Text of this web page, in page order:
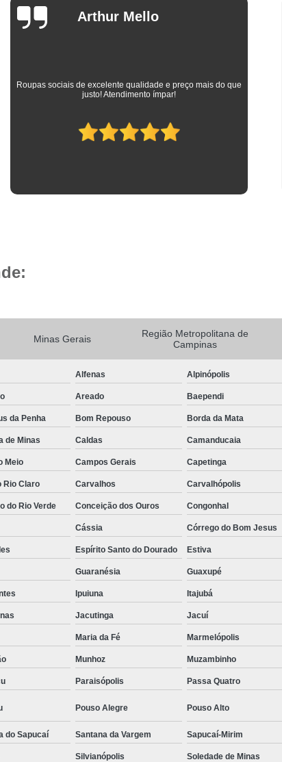
Camisa Social
Camisa Social Masculina
Camisa
Camisa Social Listrada
Camisa Social Listrada Masculina
Camisa Social Masculina Listrada Preto e
Camisa Manga Longa Masculina
Camisa Social de Manga Longa
Camisa Social Manga Longa Masculina
Camisa Social Masculina Manga Longa Lisa
Camisa Social Preta Manga Longa
Camisa Masculina Social
Camisa Social Estampada
Camisa Social Masculina
Camisa Social Masculina Preta
Camisa Social Preta Masculina
Camisa Masculina Social Preço
Camisa Social Estampada Masculina Preço
Camisa Social Masculina Estampada Preço
Camisa Social Masculina Manga Longa
Camisa Social Masculina Preta Preço
Camisa Social Preta Masculina
Fábrica Camisa Masculina
Ana Eudóxia Cesário de
Camargo
As melhores camisas que vestem meus filhos desde a
adolescência até os dias atuais em que trabalham como
advogados. Parabéns à toda equipe da Camisaria HP!
Minas Gerais
Região Metropolitana de
Campinas
Alfenas Alpinópolis
Areado Baependi
da Penha Bom Repouso Borda da Mata
de Minas Caldas Camanducaia
Meio Campos Gerais Capetinga
Rio Claro Carvalhos Carvalhópolis
do Rio Verde Conceição dos Ouros Congonhal
Cássia Córrego do Bom Jesus
Espírito Santo do Dourado Estiva
Guaranésia Guaxupé
Ipuiuna Itajubá
Jacutinga Jacuí
Maria da Fé Marmelópolis
Munhoz Muzambinho
Paraisópolis Passa Quatro
Pouso Alegre Pouso Alto
do Sapucaí Santana da Vargem Sapucaí-Mirim
Silvianópolis Soledade de Minas